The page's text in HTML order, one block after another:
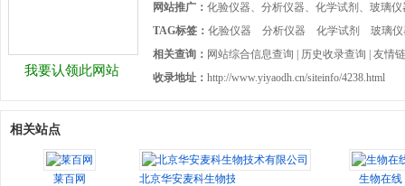
我要认领此网站
网站推广： 化验仪器、分析仪器、化学试剂、玻璃
TAG标签： 化验仪器 分析仪器 化学试剂
玻璃
相关查询： 网站综合信息查询 历史收录查询
友情
收录地址： http://www.yiyaodh.cn/siteinfo/4238.html
相关站点
莱百网 北京华安麦科生物技术有限公司 生物在线